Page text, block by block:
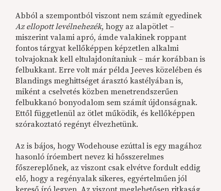
Abból a szempontból viszont nem számít egyedinek
Az ellopott levélnehezék, hogy az alapötlet –
miszerint valami apró, ámde valakinek roppant
fontos tárgyat kellőképpen képzetlen alkalmi
tolvajoknak kell eltulajdonítaniuk – már korábban is
felbukkant. Erre volt már példa Jeeves közelében és
Blandings meghittséget árasztó kastélyában is,
miként a cselvetés közben menetrendszerűen
felbukkanó bonyodalom sem számít újdonságnak.
Ettől függetlenül az ötlet működik, és kellőképpen
szórakoztató regényt élvezhetünk.
Az is bájos, hogy Wodehouse ezúttal is egy magához
hasonló íróembert nevez ki hősszerelmes
főszereplőnek, az viszont csak elvétve fordult eddig
elő, hogy a regényalak sikeres, egyértelműen jól